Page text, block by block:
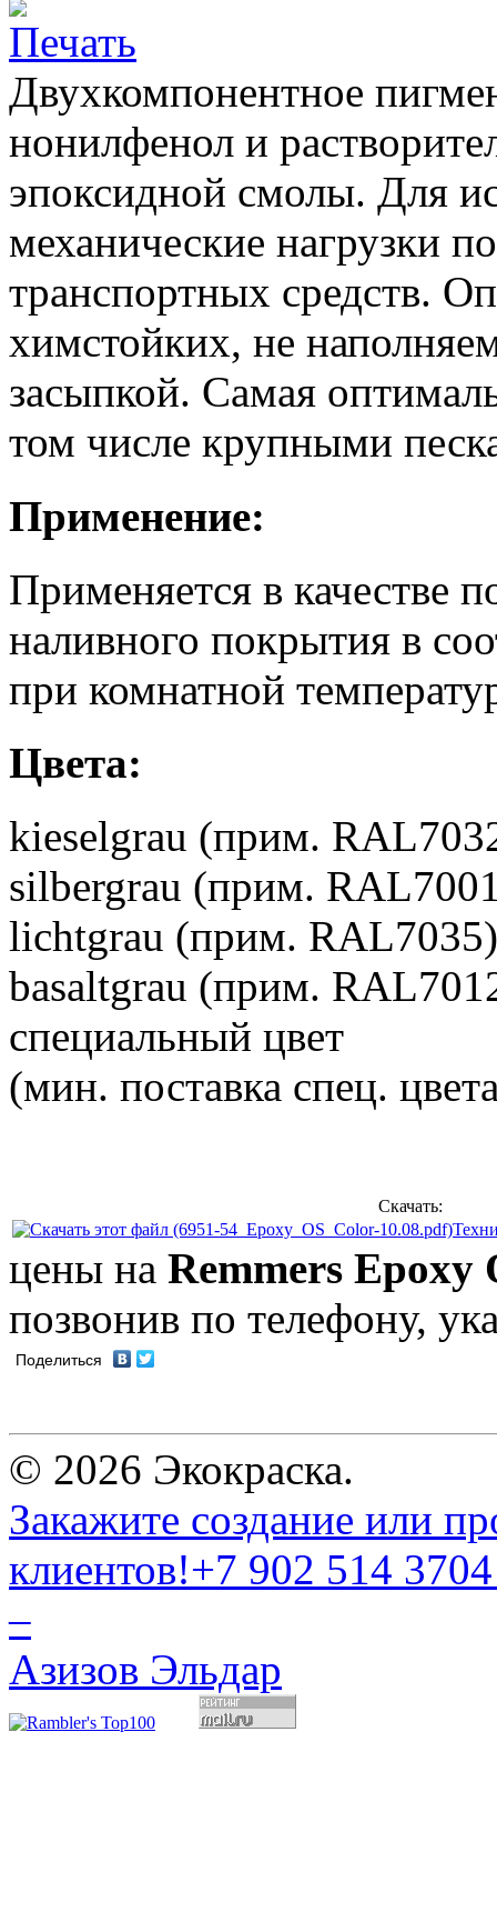
Двухкомпонентное
нонилфенол и
эпоксидной смолы. Для
механические нагрузки
транспортных средств.
химстойких, не
засыпкой. Самая
том числе крупными
Применение:
Применяется в качестве
наливного покрытия в
при комнатной
Цвета:
kieselgrau (прим.
silbergrau (прим.
lichtgrau (прим. RAL7035)
basaltgrau (прим.
специальный цвет
(мин. поставка спец.
Скачать:
цены на Remmers Epoxy
позвонив по телефону,
Поделиться
© 2026 Экокраска.
Закажите создание или
клиентов!+7 902 514 3704
–
Азизов Эльдар